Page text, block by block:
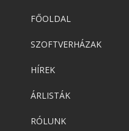
FŐOLDAL
SZOFTVERHÁZAK
HÍREK
ÁRLISTÁK
RÓLUNK